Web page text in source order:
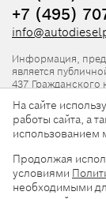
+7 (495)
Информация,
является
437 Гражданского
Нормативная
ADP в
На сайте
работы сайта, а
использованием
Продолжая
условиями
необходимыми